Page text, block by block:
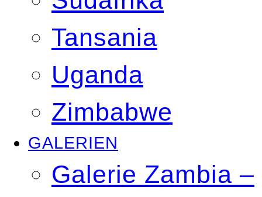
Tansania
Uganda
Zimbabwe
GALERIEN
Galerie Zambia –